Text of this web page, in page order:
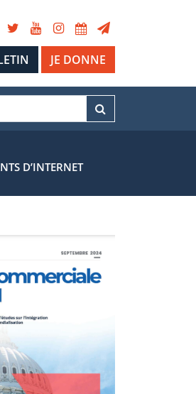
JE DONNE
D’INTERNET